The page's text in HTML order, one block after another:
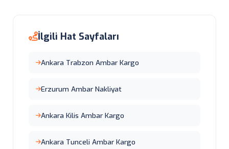
İlgili Hat Sayfaları
Ankara Trabzon Ambar Kargo
Erzurum Ambar Nakliyat
Ankara Kilis Ambar Kargo
Ankara Tunceli Ambar Kargo